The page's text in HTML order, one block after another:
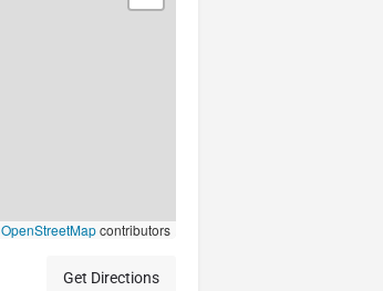
OpenStreetMapcontributors
Get Directions